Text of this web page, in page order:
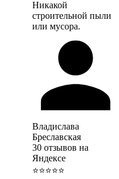
Никакой
строительной пыли
или мусора.
Владислава
Бреславская
30 отзывов на
Яндексе
⭐⭐⭐⭐⭐